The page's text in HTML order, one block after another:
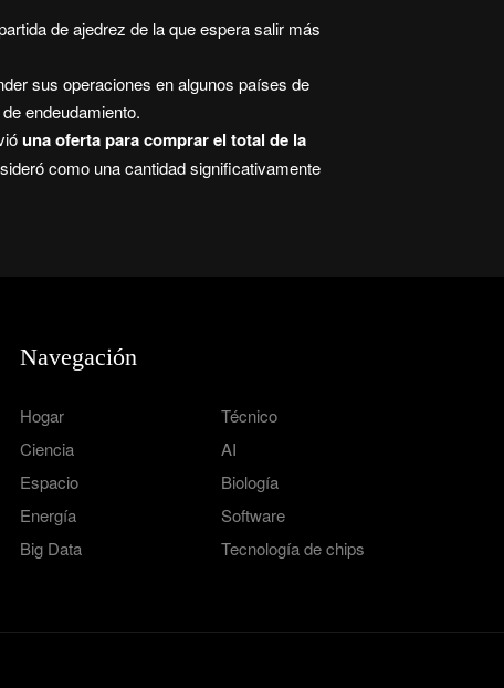
de ajedrez de la que espera salir más
sus operaciones en algunos países de
endeudamiento.
una oferta para comprar el total de la
como una cantidad significativamente
Navegación
Hogar
Técnico
Ciencia
AI
Espacio
Biología
Energía
Software
Big Data
Tecnología de chips